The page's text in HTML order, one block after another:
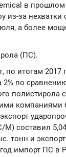
в прошлом
из-за нехватки
а более
(ПС).
по итогам 2017
2% по
полистирола
компаниями
составил
тонн и
импорт ПС в